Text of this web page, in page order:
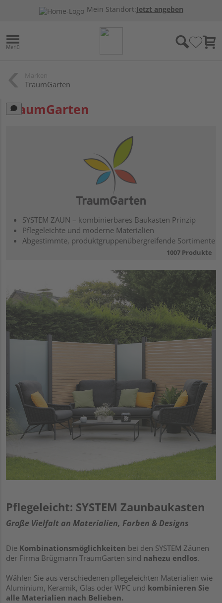
Mein Standort:Jetzt angeben
TraumGarten
TraumGarten
SYSTEM ZAUN – kombinierbares Baukasten Prinzip
Pflegeleichte und moderne Materialien
Abgestimmte, produktgruppenübergreifende Sortimente
1007 Produkte
Pflegeleicht: SYSTEM Zaunbaukasten
Große Vielfalt an Materialien, Farben & Designs
Die Kombinationsmöglichkeiten bei den SYSTEM Zäunen
der Firma Brügmann TraumGarten sind nahezu endlos.
Wählen Sie aus verschiedenen pflegeleichten Materialien wie
Aluminium, Keramik, Glas oder WPC und kombinieren Sie
alle Materialien nach Belieben.